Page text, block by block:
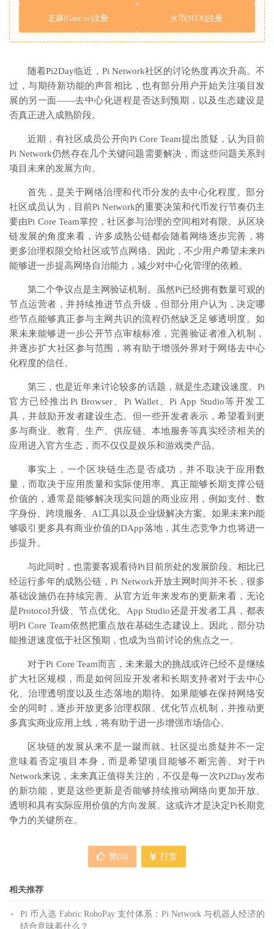
芝麻(Gate.io)注册 火币(HTX)注册
随着Pi2Day临近，Pi Network社区的讨论热度再次升高。不
过，与期待新功能的声音相比，也有部分用户开始关注项目发
展的另一面——去中心化进程是否达到预期，以及生态建设是
否真正进入成熟阶段。
近期，有社区成员公开向Pi Core Team提出质疑，认为目前
Pi Network仍然存在几个关键问题需要解决，而这些问题关系到
项目未来的发展方向。
首先，是关于网络治理和代币分发的去中心化程度。部分
社区成员认为，目前Pi Network的重要决策和代币发行节奏仍主
要由Pi Core Team掌控，社区参与治理的空间相对有限。从区块
链发展的角度来看，许多成熟公链都会随着网络逐步完善，将
更多治理权限交给社区或节点网络。因此，不少用户希望未来Pi
能够进一步提高网络自治能力，减少对中心化管理的依赖。
第二个争议点是主网验证机制。虽然Pi已经拥有数量可观的
节点运营者，并持续推进节点升级，但部分用户认为，决定哪
些节点能够真正参与主网共识的流程仍然缺乏足够透明度。如
果未来能够进一步公开节点审核标准，完善验证者准入机制，
并逐步扩大社区参与范围，将有助于增强外界对于网络去中心
化程度的信任。
第三，也是近年来讨论较多的话题，就是生态建设速度。Pi
官方已经推出Pi Browser、Pi Wallet、Pi App Studio等开发工
具，并鼓励开发者建设生态。但一些开发者表示，希望看到更
多与商业、教育、生产、供应链、本地服务等真实经济相关的
应用进入官方生态，而不仅仅是娱乐和游戏类产品。
事实上，一个区块链生态是否成功，并不取决于应用数
量，而取决于应用质量和实际使用率。真正能够长期支撑公链
价值的，通常是能够解决现实问题的商业应用，例如支付、数
字身份、跨境服务、AI工具以及企业级解决方案。如果未来Pi能
够吸引更多具有商业价值的DApp落地，其生态竞争力也将进一
步提升。
与此同时，也需要客观看待Pi目前所处的发展阶段。相比已
经运行多年的成熟公链，Pi Network开放主网时间并不长，很多
基础设施仍在持续完善。从官方近年来发布的更新来看，无论
是Protocol升级、节点优化、App Studio还是开发者工具，都表
明Pi Core Team依然把重点放在基础生态建设上。因此，部分功
能推进速度低于社区预期，也成为当前讨论的焦点之一。
对于Pi Core Team而言，未来最大的挑战或许已经不是继续
扩大社区规模，而是如何回应开发者和长期支持者对于去中心
化、治理透明度以及生态落地的期待。如果能够在保持网络安
全的同时，逐步开放更多治理权限、优化节点机制，并推动更
多真实商业应用上线，将有助于进一步增强市场信心。
区块链的发展从来不是一蹴而就。社区提出质疑并不一定
意味着否定项目本身，而是希望项目能够不断完善。对于Pi
Network来说，未来真正值得关注的，不仅是每一次Pi2Day发布
的新功能，更是这些更新是否能够持续推动网络向更加开放、
透明和具有实际应用价值的方向发展。这或许才是决定Pi长期竞
争力的关键所在。
赞(0) 打赏
相关推荐
Pi 币入选 Fabric RoboPay 支付体系：Pi Network 与机器人经济的
结合意味着什么？